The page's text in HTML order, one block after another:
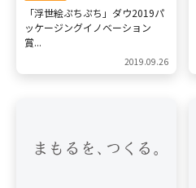
採用情報
お問い合わせ
「浮世絵ぷちぷち」ダウ2019パ
ッケージングイノベーション
賞...
2019.09.26